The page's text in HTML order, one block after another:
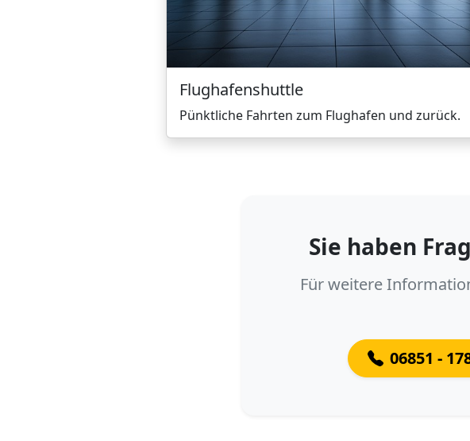
Flughafenshuttle
Pünktliche Fahrten zum Flughafen und zurück.
Sie haben
Für weitere
06851 -